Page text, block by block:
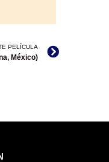
PELÍCULA
México)